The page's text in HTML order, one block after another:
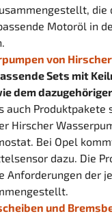
die
Motoröl in
von Hirscher
Sets mit
dem
auch Produktpakete
Hirscher
Bei Opel
dazu. Die
Anforderungen der
und